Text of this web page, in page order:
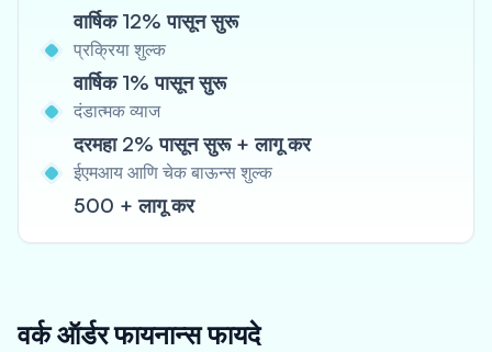
वार्षिक 12% पासून सुरू
प्रक्रिया शुल्क
वार्षिक 1% पासून सुरू
दंडात्मक व्याज
दरमहा 2% पासून सुरू + लागू कर
ईएमआय आणि चेक बाऊन्स शुल्क
500 + लागू कर
वर्क ऑर्डर फायनान्सफायदे